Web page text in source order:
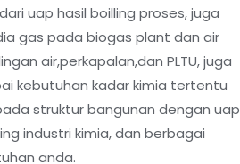
uap hasil boilling proses, juga
gas pada biogas plant dan air
air,perkapalan,dan PLTU, juga
kebutuhan kadar kimia tertentu
struktur bangunan dengan uap
industri kimia, dan berbagai
anda.